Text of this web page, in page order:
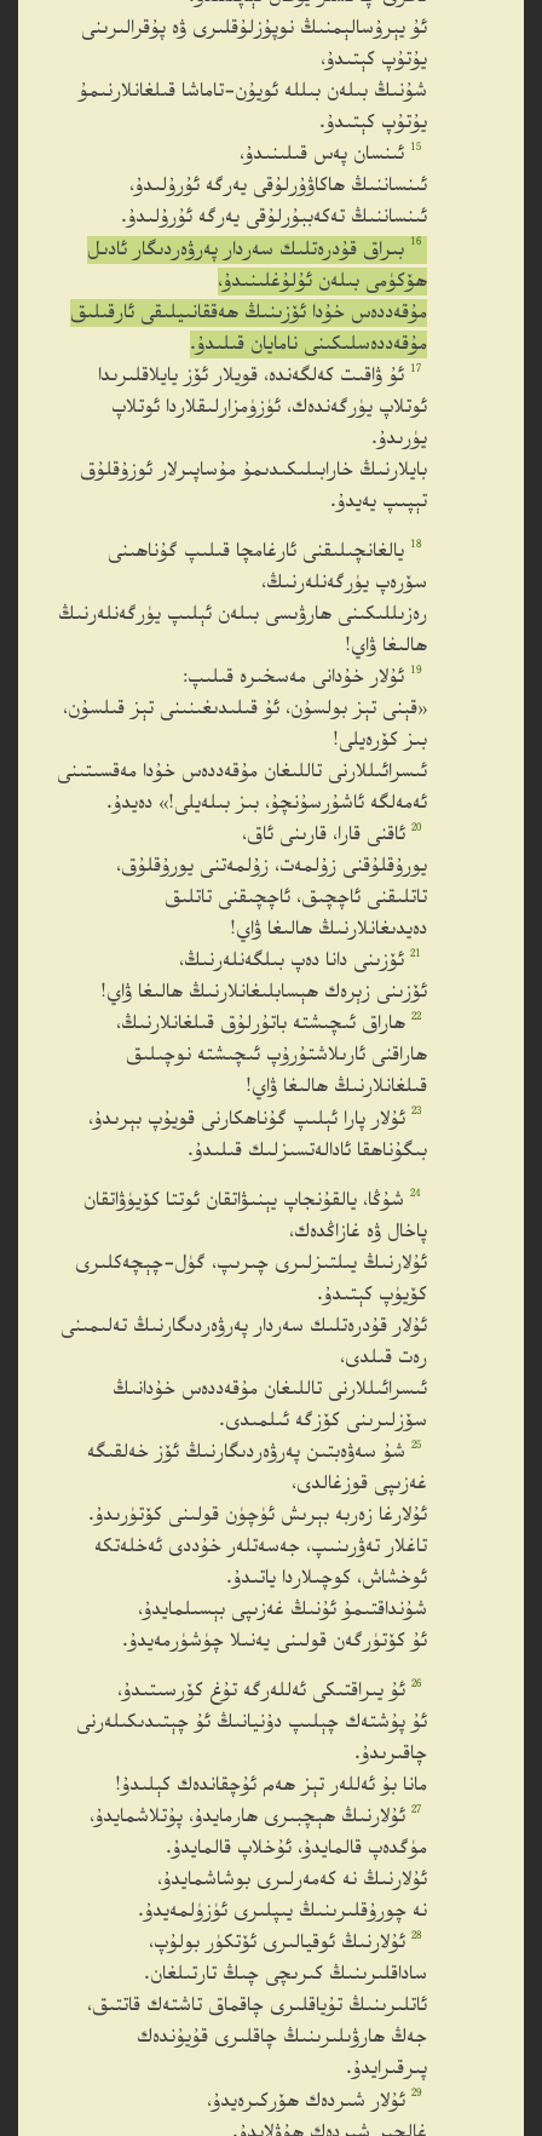
ئۇ يېرۇسالېمنىڭ نوپۇزلۇقلىرى ۋە پۇقرالىرىنى
يۇتۇپ كېتىدۇ،
شۇنىڭ بىلەن بىللە ئويۇن-تاماشا قىلغانلارنىمۇ
يۇتۇپ كېتىدۇ.
15 ئىنسان پەس قىلىنىدۇ،
ئىنساننىڭ ھاكاۋۇرلۇقى يەرگە ئۇرۇلىدۇ،
ئىنساننىڭ تەكەببۇرلۇقى يەرگە ئۇرۇلىدۇ.
16 بىراق قۇدرەتلىك سەردار پەرۋەردىگار ئادىل
ھۆكۈمى بىلەن ئۇلۇغلىنىدۇ،
مۇقەددەس خۇدا ئۆزىنىڭ ھەققانىيلىقى ئارقىلىق
مۇقەددەسلىكىنى نامايان قىلىدۇ.
17 ئۇ ۋاقىت كەلگەندە، قويلار ئۆز يايلاقلىرىدا
ئوتلاپ يۈرگەندەك، ئۈزۈمزارلىقلاردا ئوتلاپ
يۈرىدۇ.
بايلارنىڭ خارابىلىكىدىمۇ مۇساپىرلار ئوزۇقلۇق
تېپىپ يەيدۇ.
18 يالغانچىلىقنى ئارغامچا قىلىپ گۇناھىنى
سۆرەپ يۈرگەنلەرنىڭ،
رەزىللىكىنى ھارۋىسى بىلەن ئېلىپ يۈرگەنلەرنىڭ
ھالىغا ۋاي!
19 ئۇلار خۇدانى مەسخىرە قىلىپ:
«قېنى تېز بولسۇن، ئۇ قىلىدىغىنىنى تېز قىلسۇن،
بىز كۆرەيلى!
ئىسرائىللارنى تاللىغان مۇقەددەس خۇدا مەقسىتىنى
ئەمەلگە ئاشۇرسۇنچۇ، بىز بىلەيلى!» دەيدۇ.
20 ئاقنى قارا، قارىنى ئاق،
يورۇقلۇقنى زۇلمەت، زۇلمەتنى يورۇقلۇق،
تاتلىقنى ئاچچىق، ئاچچىقنى تاتلىق
دەيدىغانلارنىڭ ھالىغا ۋاي!
21 ئۆزىنى دانا دەپ بىلگەنلەرنىڭ،
ئۆزىنى زېرەك ھېسابلىغانلارنىڭ ھالىغا ۋاي!
22 ھاراق ئىچىشتە باتۇرلۇق قىلغانلارنىڭ،
ھاراقنى ئارىلاشتۇرۇپ ئىچىشتە نوچىلىق
قىلغانلارنىڭ ھالىغا ۋاي!
23 ئۇلار پارا ئېلىپ گۇناھكارنى قويۇپ بېرىدۇ،
بىگۇناھقا ئادالەتسىزلىك قىلىدۇ.
24 شۇڭا، يالقۇنجاپ يېنىۋاتقان ئوتتا كۆيۈۋاتقان
پاخال ۋە غازاڭدەك،
ئۇلارنىڭ يىلتىزلىرى چىرىپ، گۈل-چېچەكلىرى
كۆيۈپ كېتىدۇ.
ئۇلار قۇدرەتلىك سەردار پەرۋەردىگارنىڭ تەلىمىنى
رەت قىلدى،
ئىسرائىللارنى تاللىغان مۇقەددەس خۇدانىڭ
سۆزلىرىنى كۆزگە ئىلمىدى.
25 شۇ سەۋەبتىن پەرۋەردىگارنىڭ ئۆز خەلقىگە
غەزىپى قوزغالدى،
ئۇلارغا زەربە بېرىش ئۈچۈن قولىنى كۆتۈرىدۇ.
تاغلار تەۋرىنىپ، جەسەتلەر خۇددى ئەخلەتكە
ئوخشاش، كوچىلاردا ياتىدۇ.
شۇنداقتىمۇ ئۇنىڭ غەزىپى بېسىلمايدۇ،
ئۇ كۆتۈرگەن قولىنى يەنىلا چۈشۈرمەيدۇ.
26 ئۇ يىراقتىكى ئەللەرگە تۇغ كۆرسىتىدۇ،
ئۇ پۇشتەك چېلىپ دۇنيانىڭ ئۇ چېتىدىكىلەرنى
چاقىرىدۇ.
مانا بۇ ئەللەر تېز ھەم ئۇچقاندەك كېلىدۇ!
27 ئۇلارنىڭ ھېچبىرى ھارمايدۇ، پۇتلاشمايدۇ،
مۈگدەپ قالمايدۇ، ئۇخلاپ قالمايدۇ.
ئۇلارنىڭ نە كەمەرلىرى بوشاشمايدۇ،
نە چورۇقلىرىنىڭ يىپلىرى ئۈزۈلمەيدۇ.
28 ئۇلارنىڭ ئوقيالىرى ئۆتكۈر بولۇپ،
ساداقلىرىنىڭ كىرىچى چىڭ تارتىلغان.
ئاتلىرىنىڭ تۇياقلىرى چاقماق تاشتەك قاتتىق،
جەڭ ھارۋىلىرىنىڭ چاقلىرى قۇيۇندەك
پىرقىرايدۇ.
29 ئۇلار شىردەك ھۆركىرەيدۇ،